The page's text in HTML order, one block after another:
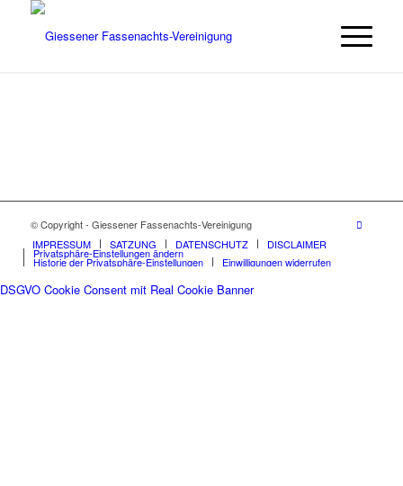
© Copyright - Giessener Fassenachts-Vereinigung
IMPRESSUM
SATZUNG DATENSCHUTZ DISCLAIMER
Privatsphäre-Einstellungen ändern
Historie der Privatsphäre-Einstellungen Einwilligungen widerrufen
DSGVO Cookie Consent mit Real Cookie Banner